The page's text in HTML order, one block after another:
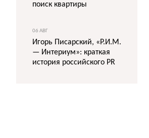
поиск квартиры
06 АВГ
Игорь Писарский, «Р.И.М.
— Интериум»: краткая
история российского PR